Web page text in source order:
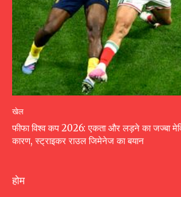
खेल
फीफा विश्व कप 2026: एकता और लड़ने का जज्बा
कारण, स्ट्राइकर राउल जिमेनेज का बयान
होम